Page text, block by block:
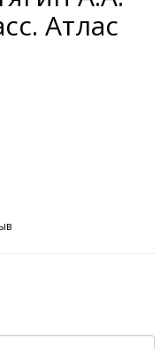
Атлас